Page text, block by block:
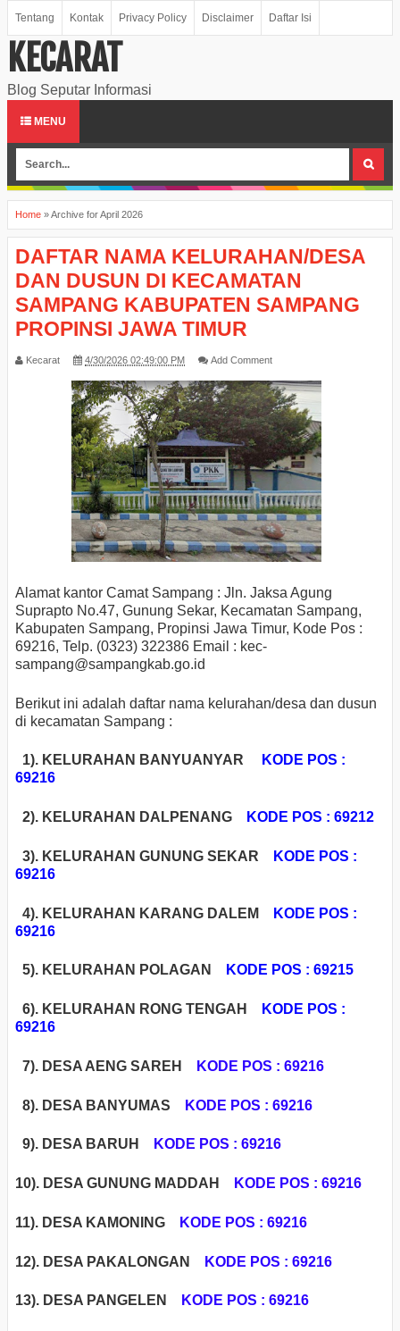
Tentang Kontak Privacy Policy Disclaimer Daftar Isi
KECARAT
Blog Seputar Informasi
MENU
Home »Archive for April 2026
DAFTAR NAMA KELURAHAN/DESA
DAN DUSUN DI KECAMATAN
SAMPANG KABUPATEN SAMPANG
PROPINSI JAWA TIMUR
Kecarat 4/30/2026 02:49:00 PM Add Comment
Alamat kantor Camat Sampang : Jln. Jaksa Agung
Suprapto No.47, Gunung Sekar, Kecamatan Sampang,
Kabupaten Sampang, Propinsi Jawa Timur, Kode Pos :
69216, Telp. (0323) 322386 Email : kec-
sampang@sampangkab.go.id
Berikut ini adalah daftar nama kelurahan/desa dan dusun
di kecamatan Sampang :
1). KELURAHAN BANYUANYAR
KODE POS :
69216
2). KELURAHAN DALPENANG KODE POS : 69212
3). KELURAHAN GUNUNG SEKAR
KODE POS :
69216
4). KELURAHAN KARANG DALEM
KODE POS :
69216
5). KELURAHAN POLAGAN KODE POS : 69215
6). KELURAHAN RONG TENGAH
KODE POS :
69216
7). DESA AENG SAREH KODE POS : 69216
8). DESA BANYUMAS KODE POS : 69216
9). DESA BARUH KODE POS : 69216
10). DESA GUNUNG MADDAH KODE POS : 69216
11). DESA KAMONING KODE POS : 69216
12). DESA PAKALONGAN KODE POS : 69216
13). DESA PANGELEN KODE POS : 69216